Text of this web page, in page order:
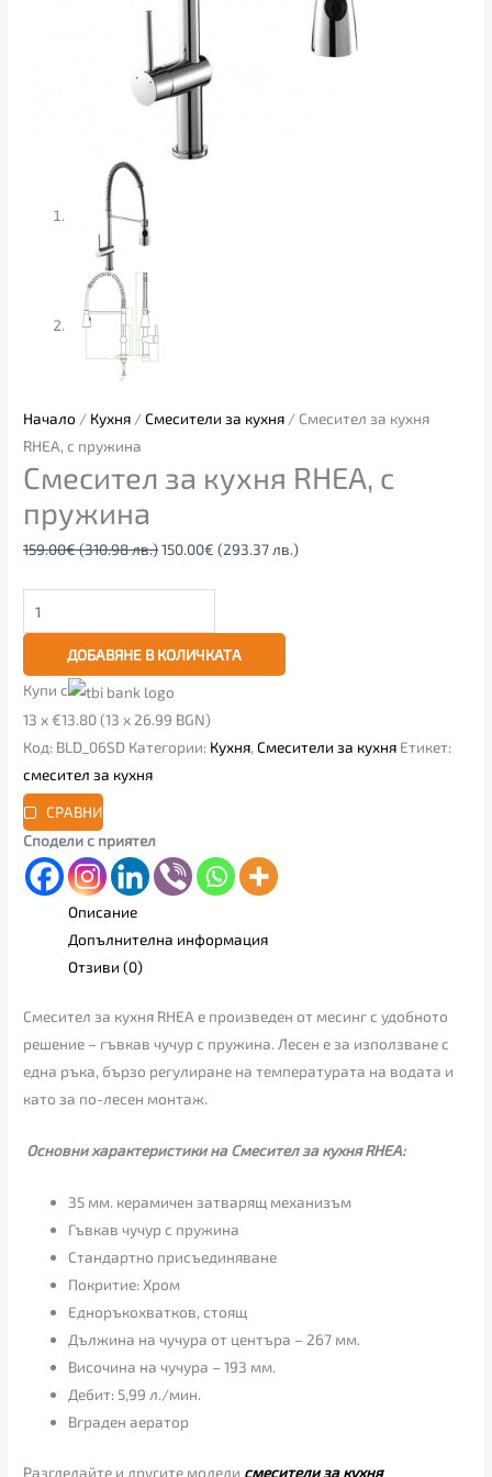
Начало / Кухня /Смесители за кухня / Смесител за кухня
RHEA, с пружина
Смесител за кухня RHEA, с
пружина
159.00€(310.98 лв.)150.00€ (293.37 лв.)
ДОБАВЯНЕ В КОЛИЧКАТА
Купи с
13 x €13.80 (13 x 26.99 BGN)
Код: BLD_06SD Категории: Кухня,Смесители за кухня Етикет:
смесител за кухня
СРАВНИ
Сподели с приятел
Описание
Допълнителна информация
Отзиви (0)
Смесител за кухня RHEA e произведен от месинг с удобното
решение – гъвкав чучур с пружина. Лесен е за използване с
една ръка, бързо регулиране на температурата на водата и
като за по-лесен монтаж.
Основни характеристики на Смесител за кухня RHEA:
35 мм. керамичен затварящ механизъм
Гъвкав чучур с пружина
Стандартно присъединяване
Покритие: Хром
Едноръкохватков, стоящ
Дължина на чучура от центъра – 267 мм.
Височина на чучура – 193 мм.
Дебит: 5,99 л./мин.
Вграден аератор
Разгледайте и другите модели смесители за кухня